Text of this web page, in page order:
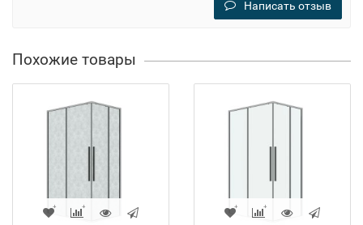
Написать отзыв
Похожие товары